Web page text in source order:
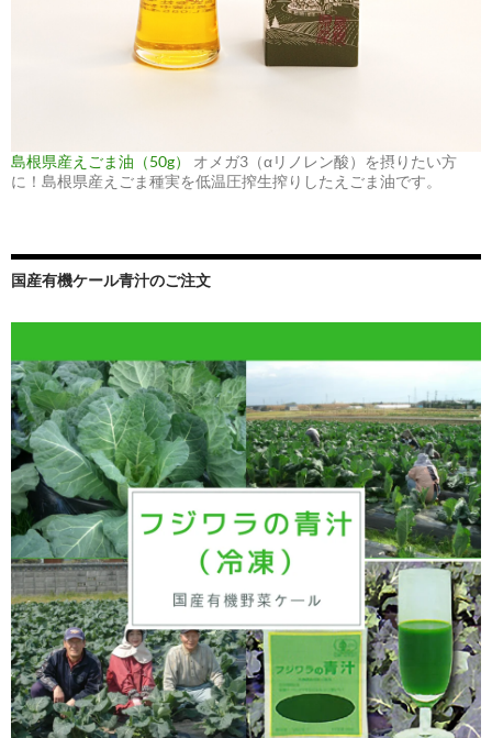
島根県産えごま油（50g）
オメガ3（αリノレン酸）を摂りたい方
に！島根県産えごま種実を低温圧搾生搾りしたえごま油です。
国産有機ケール青汁のご注文